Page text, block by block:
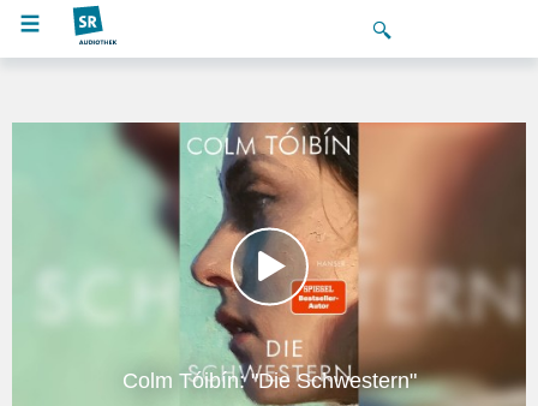
Colm Tóibín: "Die Schwestern"